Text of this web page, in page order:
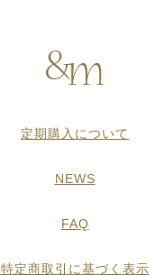
定期購入について
NEWS
FAQ
特定商取引に基づく表示